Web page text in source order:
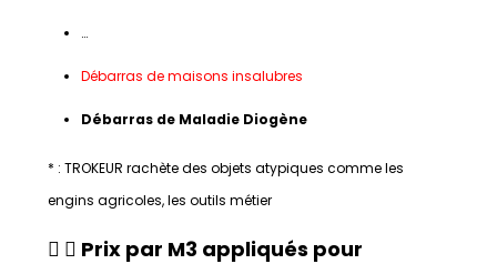
…
Débarras de maisons insalubres
Débarras de Maladie Diogène
* : TROKEUR rachète des objets atypiques comme les
engins agricoles, les outils métier
Prix par M3 appliqués pour